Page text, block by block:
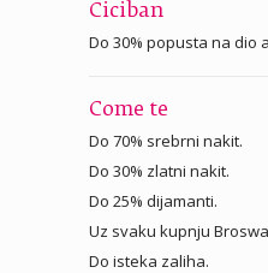
Ciciban
Do 30% popusta na dio
Come te
Do 70% srebrni nakit.
Do 30% zlatni nakit.
Do 25% dijamanti.
Uz svaku kupnju
Do isteka zaliha.